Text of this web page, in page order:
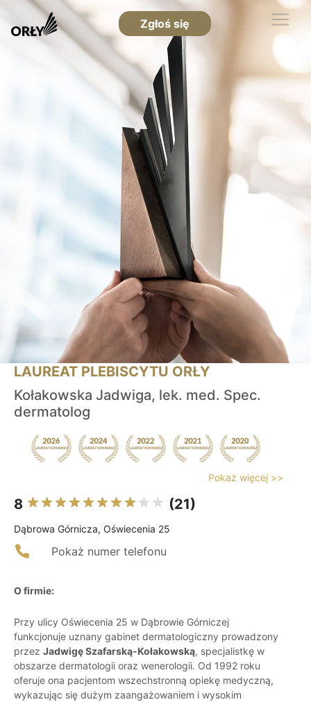
Zgłoś się
LAUREAT PLEBISCYTU ORŁY
Kołakowska Jadwiga, lek. med. Spec.
dermatolog
Pokaż więcej >>
8 (21)
Dąbrowa Górnicza, Oświecenia 25
Pokaż numer telefonu
O firmie:
Przy ulicy Oświecenia 25 w Dąbrowie Górniczej
funkcjonuje uznany gabinet dermatologiczny prowadzony
przez Jadwigę Szafarską-Kołakowską, specjalistkę w
obszarze dermatologii oraz wenerologii. Od 1992 roku
oferuje ona pacjentom wszechstronną opiekę medyczną,
wykazując się dużym zaangażowaniem i wysokim